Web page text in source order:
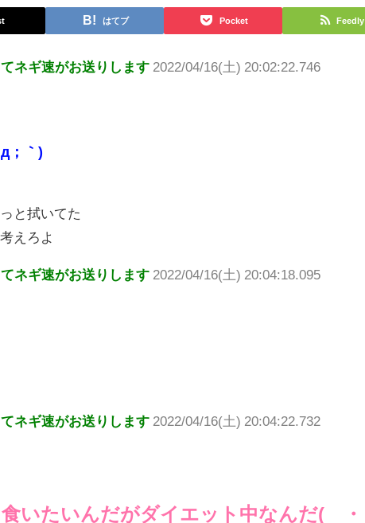
はてブ Pocket Feedly
ネギ速がお送りします 2022/04/16(土) 20:02:22.746
；｀)
と拭いてた
えろよ
ネギ速がお送りします 2022/04/16(土) 20:04:18.095
ネギ速がお送りします 2022/04/16(土) 20:04:22.732
いたいんだがダイエット中なんだ(´・